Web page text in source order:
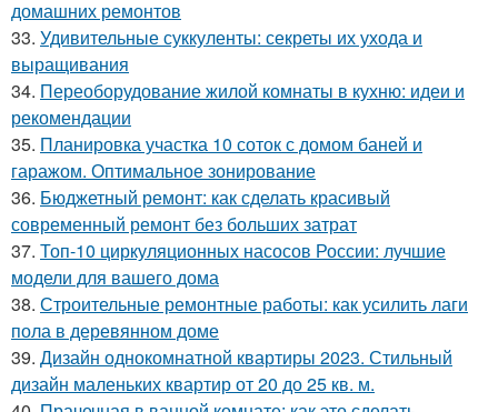
домашних ремонтов
33. Удивительные суккуленты: секреты их ухода и
выращивания
34. Переоборудование жилой комнаты в кухню: идеи и
рекомендации
35. Планировка участка 10 соток с домом баней и
гаражом. Оптимальное зонирование
36. Бюджетный ремонт: как сделать красивый
современный ремонт без больших затрат
37. Топ-10 циркуляционных насосов России: лучшие
модели для вашего дома
38. Строительные ремонтные работы: как усилить лаги
пола в деревянном доме
39. Дизайн однокомнатной квартиры 2023. Стильный
дизайн маленьких квартир от 20 до 25 кв. м.